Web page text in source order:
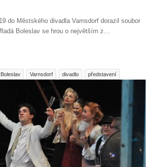
do Městského divadla Varnsdorf dorazil soubor
Boleslav se hrou o největším z…
Varnsdorf divadlo představení